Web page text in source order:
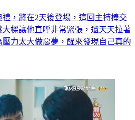
，將在2天後登場，這回主持棒交
樑讓他直呼非常緊張，還天天拉著
力太大做惡夢，醒來發現自己真的